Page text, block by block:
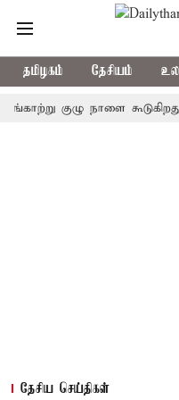
தமிழகம் தேசியம்
குழு நாளை கூடுகிறது
தேசிய செய்திகள்